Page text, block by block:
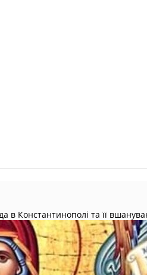
в Константинополі та її